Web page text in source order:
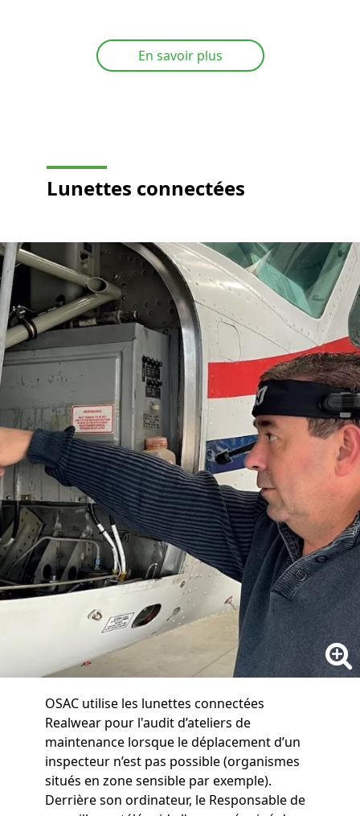
En savoir plus
Lunettes connectées
OSAC utilise les lunettes connectées
Realwear pour l'audit d’ateliers de
maintenance lorsque le déplacement d’un
inspecteur n’est pas possible (organismes
situés en zone sensible par exemple).
Derrière son ordinateur, le Responsable de